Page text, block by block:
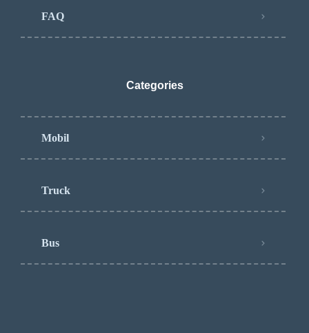
FAQ
Categories
Mobil
Truck
Bus